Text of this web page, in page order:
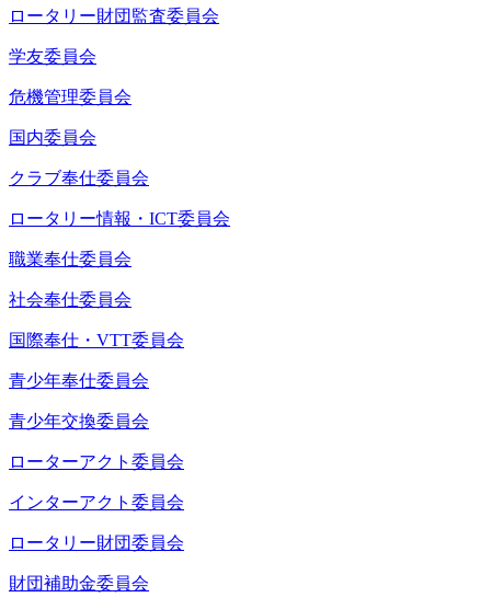
ロータリー財団監査委員会
学友委員会
危機管理委員会
国内委員会
クラブ奉仕委員会
ロータリー情報・ICT委員会
職業奉仕委員会
社会奉仕委員会
国際奉仕・VTT委員会
青少年奉仕委員会
青少年交換委員会
ローターアクト委員会
インターアクト委員会
ロータリー財団委員会
財団補助金委員会